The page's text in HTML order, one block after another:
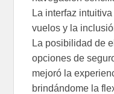
La interfaz
vuelos y la
La posibilidad de
opciones de
mejoró la
brindándome la